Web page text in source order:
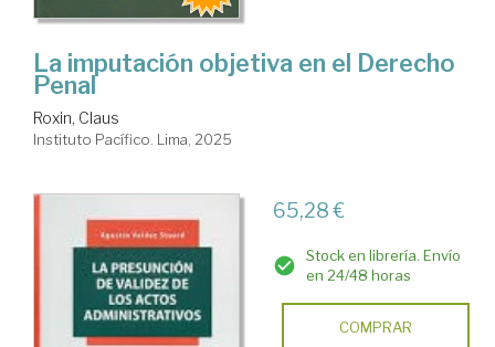
La imputación objetiva en el Derecho
Penal
Roxin, Claus
Instituto Pacífico. Lima, 2025
65,28 €
Stock en librería. Envío
en 24/48 horas
COMPRAR